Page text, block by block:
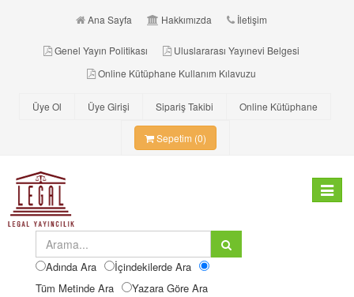
Ana Sayfa Hakkımızda İletişim
Genel Yayın Politikası
Uluslararası Yayınevi Belgesi
Online Kütüphane Kullanım Kılavuzu
Üye Ol Üye Girişi Sipariş Takibi Online Kütüphane
Sepetim (0)
Toggle
Adında Ara
İçindekilerde Ara
Tüm Metinde Ara
Yazara Göre Ara